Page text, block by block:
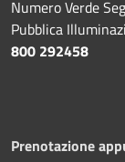
Numero Verde
Pubblica
800 292458
Prenotazione